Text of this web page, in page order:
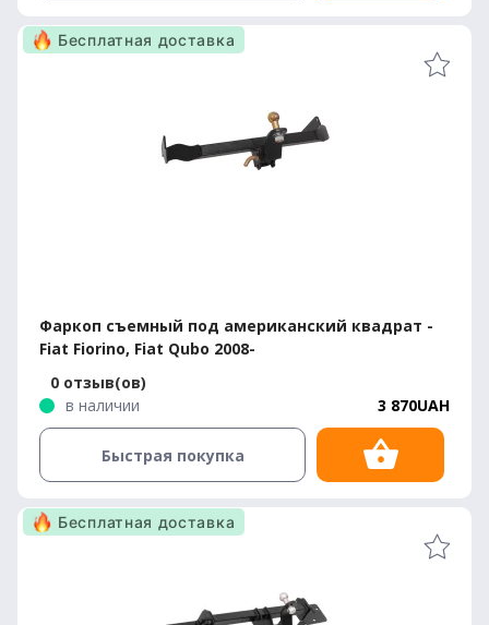
Фаркоп съемный под американский квадрат -
Fiat Fiorino, Fiat Qubo 2008-
0 отзыв(ов)
в наличии
3 870UAH
Бесплатная доставка
Быстрая покупка
Бесплатная доставка